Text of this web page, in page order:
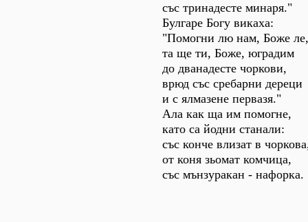
със тринадесте минаря."
Булгаре Богу викаха:
"Помогни лю нам, Боже ле,
та ще ти, Боже, юградим
до дванадесте чоркови,
врюд със сребарни дереци
и с ялмазене первазя."
Ала как ща им помогне,
като са йодни станали:
със конче влизат в
от коня зьомат комчица,
със мънзуракан - нафорка.